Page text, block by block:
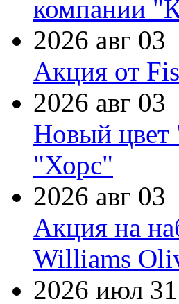
компании
2026 авг 03
Акция от
2026 авг 03
Новый цвет
"Хорс"
2026 авг 03
Акция на
Williams
2026 июл 31